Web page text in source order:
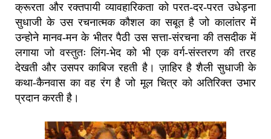
क्रूरता और रक्तपायी व्यावहारिकता को परत-दर-परत उधेड़ना
सुधाजी के उस रचनात्मक कौशल का सबूत है जो कालांतर में
उन्होने मानव-मन के भीतर पैठी उस सत्ता-संरचना की तसदीक में
लगाया जो वस्तुतः लिंग-भेद को भी एक वर्ग-संस्तरण की तरह
देखती और उसपर काबिज रहती है। ज़ाहिर है शैली सुधाजी के
कथा-कैनवास का वह रंग है जो मूल चित्र को अतिरिक्त उभार
प्रदान करती है।